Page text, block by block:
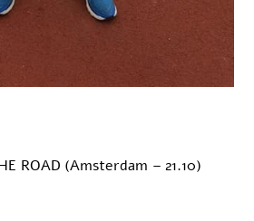
ROAD (Amsterdam – 21.10)